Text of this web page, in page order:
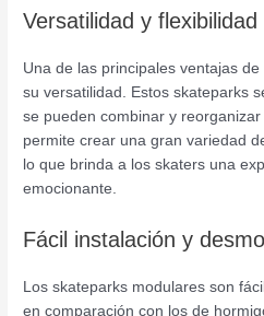
Versatilidad y flexibilidad
Una de las principales ventajas
su versatilidad. Estos skateparks
se pueden combinar y
permite crear una gran variedad
lo que brinda a los skaters una
emocionante.
Fácil instalación y
Los skateparks modulares son
en comparación con los de